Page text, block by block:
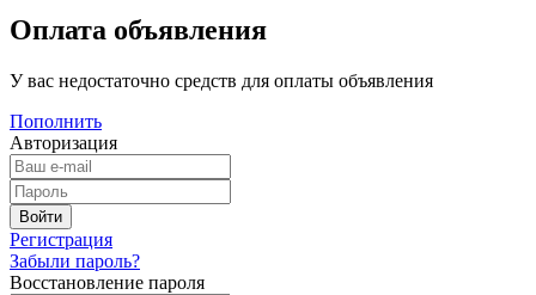
Оплата объявления
У вас недостаточно средств для оплаты объявления
Пополнить
Авторизация
Регистрация
Забыли пароль?
Восстановление пароля